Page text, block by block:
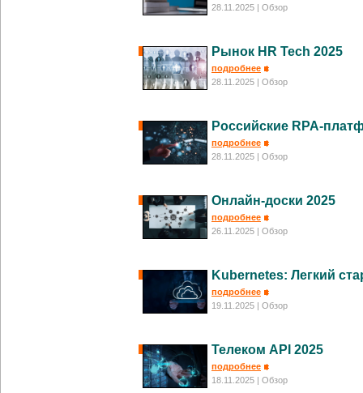
28.11.2025
| Обзор
Рынок HR Tech 2025
подробнее
28.11.2025
| Обзор
Российские RPA-
подробнее
28.11.2025
| Обзор
Онлайн-доски 2025
подробнее
26.11.2025
| Обзор
Kubernetes: Легкий
подробнее
19.11.2025
| Обзор
Телеком API 2025
подробнее
18.11.2025
| Обзор